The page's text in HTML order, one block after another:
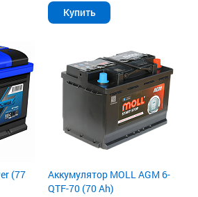
Купить
(77
Аккумулятор MOLL AGM 6-
QTF-70 (70 Ah)